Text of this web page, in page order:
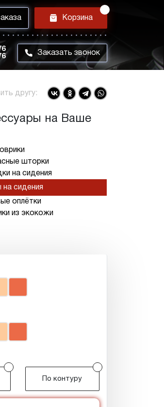
h Корзина
m Заказать звонок
другу:
на Ваше
шторки
на сидения
на сидения
оплётки
из экокожи
По контуру